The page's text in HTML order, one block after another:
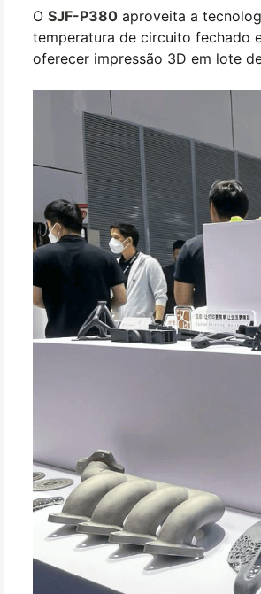
O SJF-P380 aproveita a
temperatura de circuito fechado
oferecer impressão 3D em lote